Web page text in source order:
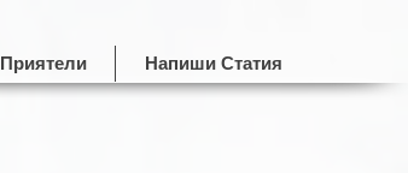
Приятели Напиши Статия